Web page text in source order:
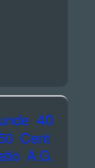
40
Cent
A.G.